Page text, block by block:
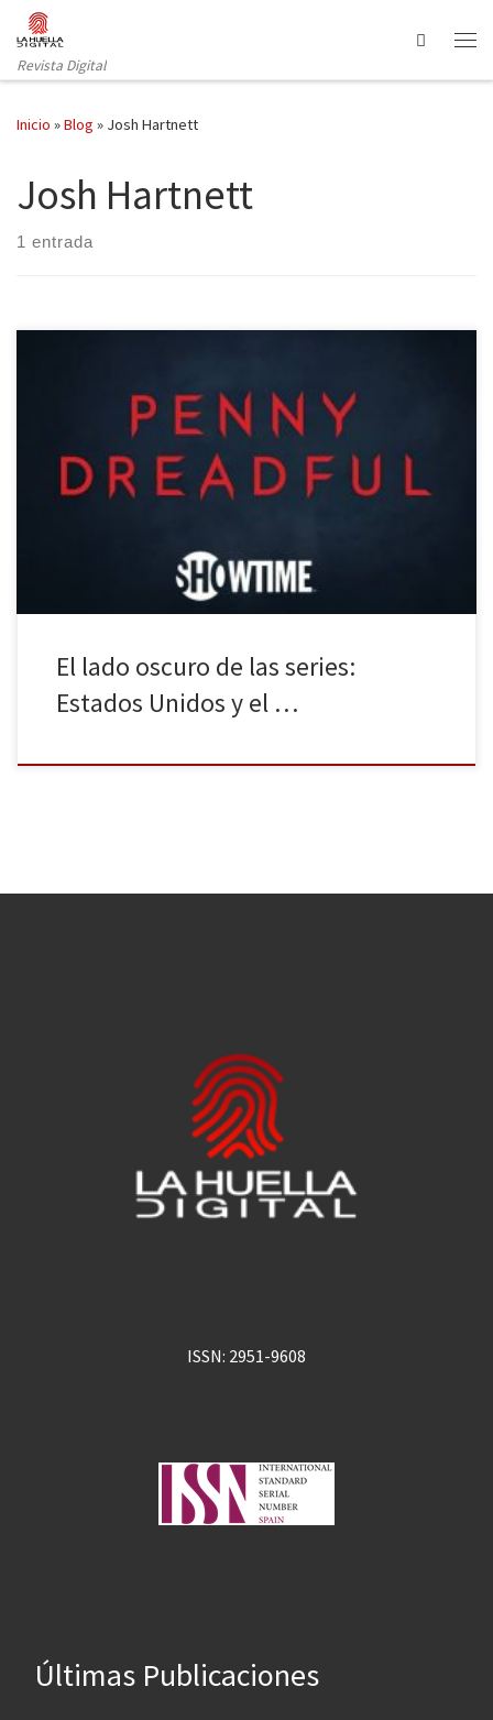
Saltar al contenido
Revista Digital
Search
Inicio »Blog » Josh Hartnett
Josh Hartnett
1 entrada
La nueva ficción televisiva se viste de negro y sangre. El morbo y el
sexo como epicentros de las nuevas historias de la televisión que
exploran el lado más siniestro de la humanidad. El último estreno:
Penny Dreadful. Si hacemos un repaso a los últimos productos de
El lado oscuro de las series:
Estados Unidos y el …
ISSN: 2951-9608
Últimas Publicaciones